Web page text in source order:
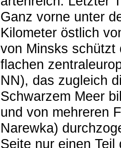
Ganz vorne unter
Kilometer östlich
von Minsks schützt
flachen
NN), das zugleich
Schwarzem Meer
und von mehreren
Narewka)
Seite nur einen